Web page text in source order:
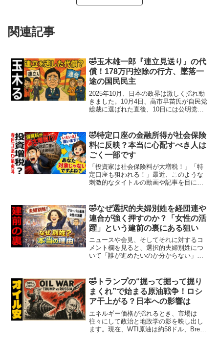
関連記事
🤣玉木雄一郎『連立見送り』の代
償！178万円控除の行方、墜落一
途の国民民主
2025年10月、日本の政界は激しく揺れ動
きました。10月4日、高市早苗氏が自民党
総裁に選ばれた直後、10日には公明党が
るという“まさか”の展開。結果的に維新が
連立に...
🤣特定口座の金融所得が社会保険
料に反映？本当に心配すべき人は
ごく一部です
「投資家は社会保険料が大増税！」「特
定口座も狙われる！」最近、このような
刺激的なタイトルの動画や記事を目にし
きく上がるのでは？」と不安になってし
まいますよね。ですが、一...
🤣なぜ選択的夫婦別姓を経団連や
連合が強く押すのか？「女性の活
躍」という建前の裏にある狙い
ニュースや会見、そしてそれに対するコ
メント欄を見ると、選択的夫婦別姓につ
いて「誰が進めたいのか分からない」
多く並びます。制度の是非以前に、動機
そのものが見えにくいことへ...
🤣トランプの“掘って掘って掘り
まくれ”で始まる原油戦争！ロシ
ア干上がる？日本への影響は
エネルギー価格が揺れるとき、市場は
往々にして政治と地政学の影を映し出し
ます。現在、WTI原油は約58ドル、Brent